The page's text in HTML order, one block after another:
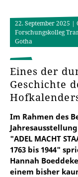
22. September 2025 |
Forschungskolleg
Gotha
Eines der
Geschichte
Im Rahmen des
"ADEL MACHT
1763 bis 1944"
Hannah
einem bisher